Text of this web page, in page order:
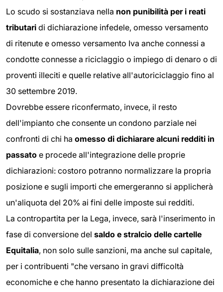
Lo scudo si sostanziava nella non punibilità per i reati
tributari di dichiarazione infedele, omesso versamento
di ritenute e omesso versamento Iva anche connessi a
condotte connesse a riciclaggio o impiego di denaro o di
proventi illeciti e quelle relative all'autoriciclaggio fino al
30 settembre 2019.
Dovrebbe essere riconfermato, invece, il resto
dell'impianto che consente un condono parziale nei
confronti di chi ha omesso di dichiarare alcuni redditi in
passato e procede all'integrazione delle proprie
dichiarazioni: costoro potranno normalizzare la propria
posizione e sugli importi che emergeranno si applicherà
un'aliquota del 20% ai fini delle imposte sui redditi.
La contropartita per la Lega, invece, sarà l'inserimento in
fase di conversione del saldo e stralcio delle cartelle
Equitalia, non solo sulle sanzioni, ma anche sul capitale,
per i contribuenti "che versano in gravi difficoltà
economiche e che hanno presentato la dichiarazione dei